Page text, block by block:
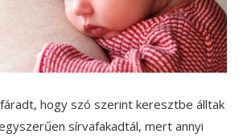
hogy szó szerint keresztbe álltak
sírvafakadtál, mert annyi